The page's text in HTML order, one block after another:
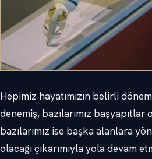
Hepimiz hayatımızın belirli
denemiş, bazılarımız başyapıtlar
bazılarımız ise başka alanlara
olacağı çıkarımıyla yola devam